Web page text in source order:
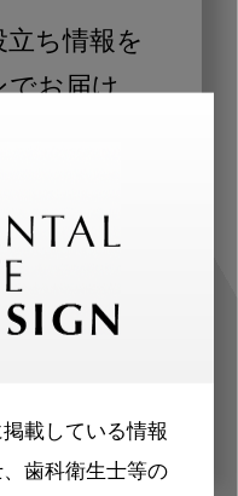
載している情報
歯科衛生士等の
ち情報を
でお届け
歯科医師、歯
に合わせた内
届けします。